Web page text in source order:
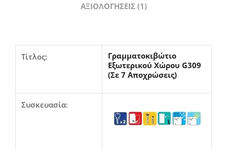
ΑΞΙΟΛΟΓΉΣΕΙΣ (1)
Τίτλος:
Γραμματοκιβώτιο
Εξωτερικού Χώρου G309
(Σε 7 Αποχρώσεις)
Συσκευασία: